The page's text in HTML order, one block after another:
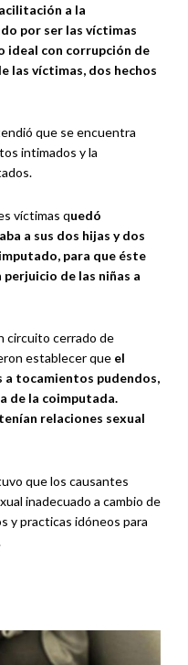
a la
por ser las víctimas
ideal con corrupción de
las víctimas, dos hechos
que se encuentra
intimados y la
víctimas quedó
a sus dos hijas y dos
para que éste
de las niñas a
circuito cerrado de
establecer que el
a tocamientos pudendos,
de la coimputada.
relaciones sexual
que los causantes
inadecuado a cambio de
y practicas idóneos para